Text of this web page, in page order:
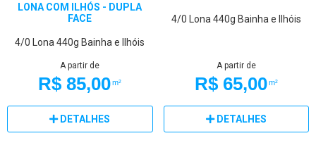
LONA COM ILHÓS - DUPLA
FACE
4/0 Lona 440g Bainha e Ilhóis
A partir de
R$ 85,00m²
DETALHES
4/0 Lona 440g Bainha e Ilhóis
A partir de
R$ 65,00m²
DETALHES